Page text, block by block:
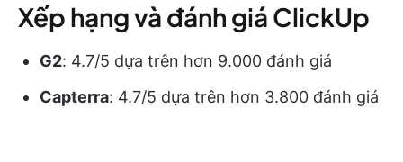
Xếp hạng và đánh giá ClickUp
G2: 4.7/5 dựa trên hơn 9.000 đánh giá
Capterra: 4.7/5 dựa trên hơn 3.800 đánh giá